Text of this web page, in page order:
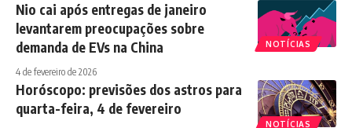
NOTÍCIAS
Nio cai após entregas de janeiro
levantarem preocupações sobre
demanda de EVs na China
4 de fevereiro de 2026
NOTÍCIAS
Horóscopo: previsões dos astros para
quarta-feira, 4 de fevereiro